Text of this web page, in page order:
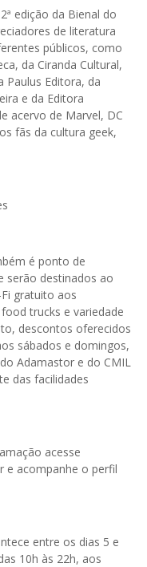
edição da Bienal do
de literatura
públicos, como
da Ciranda Cultural,
Paulus Editora, da
e da Editora
acervo de Marvel, DC
fãs da cultura geek,
é ponto de
serão destinados ao
gratuito aos
trucks e variedade
descontos oferecidos
sábados e domingos,
Adamastor e do CMIL
das facilidades
acesse
e acompanhe o perfil
entre os dias 5 e
10h às 22h, aos